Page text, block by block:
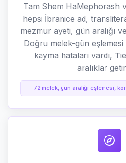
Tam Shem HaMephorash
hepsi İbranice ad,
mezmur ayeti, gün aralığı
Doğru melek-gün
kayma hataları vardı,
aralıklar
72 melek, gün aralığı eşlemesi,